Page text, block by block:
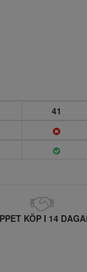
41
KÖP I 14